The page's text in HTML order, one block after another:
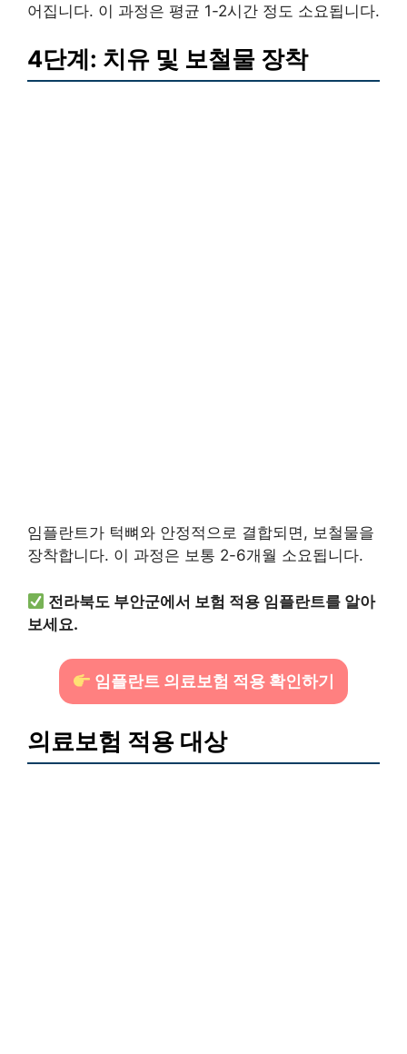
어집니다. 이 과정은 평균 1-2시간 정도 소요됩니다.
4단계: 치유 및 보철물 장착
임플란트가 턱뼈와 안정적으로 결합되면, 보철물을
장착합니다. 이 과정은 보통 2-6개월 소요됩니다.
전라북도 부안군에서 보험 적용 임플란트를 알아
보세요.
임플란트 의료보험 적용 확인하기
의료보험 적용 대상